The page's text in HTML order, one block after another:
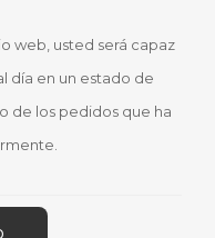
web, usted será capaz
día en un estado de
de los pedidos que ha